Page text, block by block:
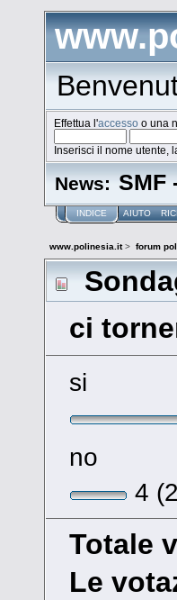
Effettua l'accesso o una
Inserisci il nome utente,
News: SMF
INDICE AIUTO
www.polinesia.it> forum
ci
si
no
4
Totale
Le